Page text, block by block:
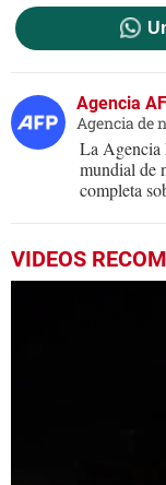
Agencia
Agencia de
La Agencia
mundial de
completa
VIDEOS